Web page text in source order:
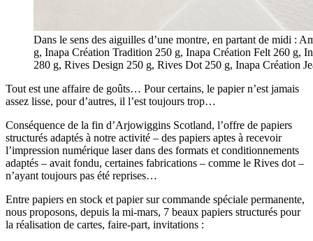
Dans le sens des aiguilles d’une montre, en partant de midi :
g, Inapa Création Tradition 250 g, Inapa Création Felt 260 g,
280 g, Rives Design 250 g, Rives Dot 250 g, Inapa Création
Tout est une affaire de goûts… Pour certains, le papier n’est jamais
assez lisse, pour d’autres, il l’est toujours trop…
Conséquence de la fin d’Arjowiggins Scotland, l’offre de papiers
structurés adaptés à notre activité – des papiers aptes à recevoir
l’impression numérique laser dans des formats et conditionnements
adaptés – avait fondu, certaines fabrications – comme le Rives dot –
n’ayant toujours pas été reprises…
Entre papiers en stock et papier sur commande spéciale permanente,
nous proposons, depuis la mi-mars, 7 beaux papiers structurés pour
la réalisation de cartes, faire-part, invitations :